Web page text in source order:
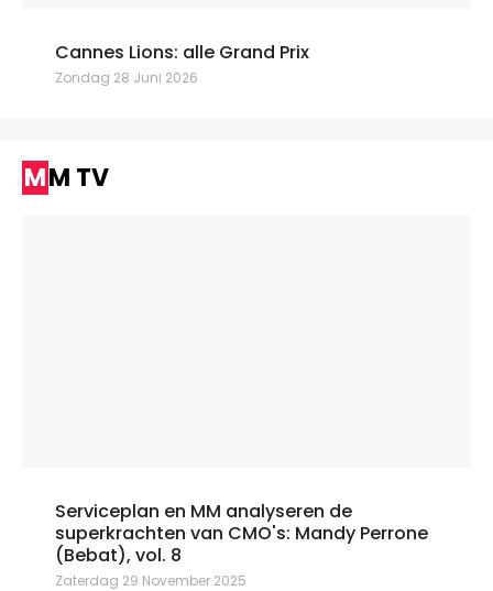
Cannes Lions: alle Grand Prix
Zondag 28 Juni 2026
MM TV
Serviceplan en MM analyseren de
superkrachten van CMO's: Mandy Perrone
(Bebat), vol. 8
Zaterdag 29 November 2025